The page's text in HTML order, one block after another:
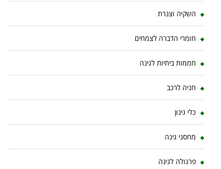
השקיה וצנרת
חומרי הדברה לצמחים
חממות ביתיות לגינה
חניה לרכב
כלי גינון
מחסני גינה
פרגולה לגינה